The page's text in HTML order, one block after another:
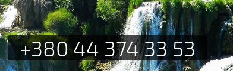
+380 44 374 33 53